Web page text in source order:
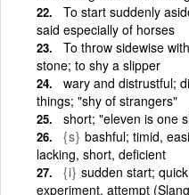
To start suddenly
said especially of horses
To throw sidewise
stone; to shy a slipper
wary and distrustful;
things; "shy of strangers"
short; "eleven is one
{s} bashful; timid,
lacking, short, deficient
{i} sudden start;
experiment, attempt